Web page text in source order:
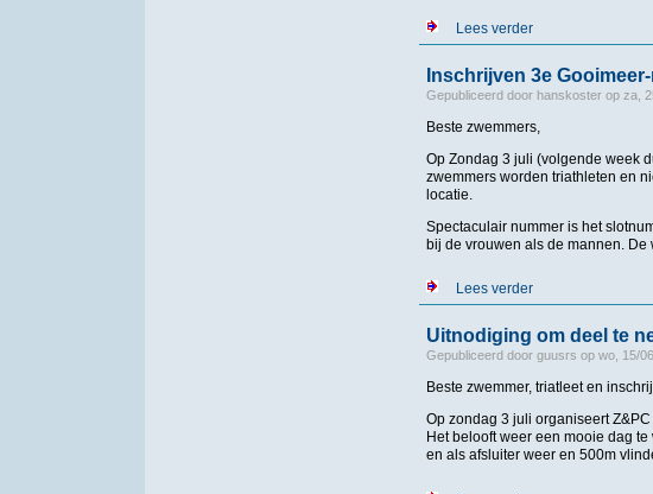
Lees verderover
Inschrijven 3e
Gepubliceerd door hanskosterop za,
Beste zwemmers,
Op Zondag 3 juli (volgende week
zwemmers worden triathleten en
locatie.
Spectaculair nummer is het
bij de vrouwen als de mannen. De
Lees verderover Inschrijven
Uitnodiging om deel te
Gepubliceerd door guusrs op wo, 15/
Beste zwemmer, triatleet en
Op zondag 3 juli organiseert
Het belooft weer een mooie dag
en als afsluiter weer en 500m